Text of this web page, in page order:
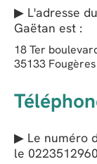
▶ L'adresse
Gaëtan est :
18 Ter
35133 Fougères
▶ Le numéro
le 0223512960